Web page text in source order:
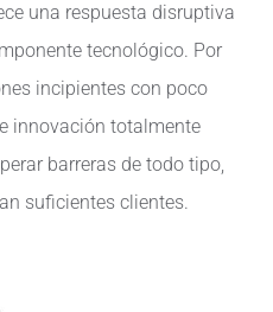
una respuesta disruptiva
tecnológico. Por
incipientes con poco
innovación totalmente
barreras de todo tipo,
suficientes clientes.